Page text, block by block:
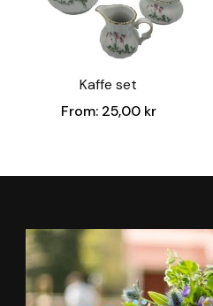
Kaffe set
From: 25,00 kr